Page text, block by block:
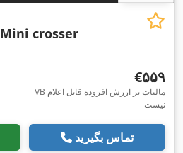
Mini crosser
‎€۵۵۹
VB مالیات بر ارزش افزوده قابل اعلام
نیست
تماس بگیرید